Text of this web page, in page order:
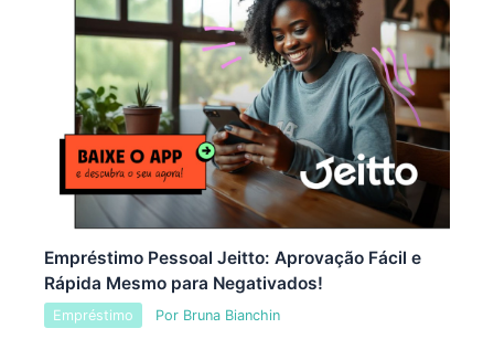
Empréstimo Pessoal Jeitto: Aprovação Fácil e
Rápida Mesmo para Negativados!
Empréstimo Por Bruna Bianchin